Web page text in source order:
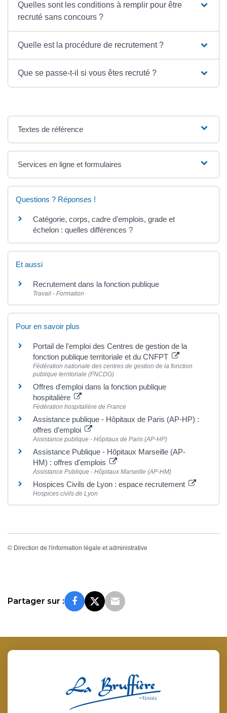
Quelles sont les conditions à remplir pour être
recruté sans concours ?
Quelle est la procédure de recrutement ?
Que se passe-t-il si vous êtes recruté ?
Textes de référence
Services en ligne et formulaires
Questions ? Réponses !
Catégorie, corps, cadre d'emplois, grade et
échelon : quelles différences ?
Et aussi
Recrutement dans la fonction publique
Travail - Formation
Pour en savoir plus
Portail de l'emploi des Centres de gestion de la
fonction publique territoriale et du CNFPT
Fédération nationale des centres de gestion de la fonction
publique territoriale (FNCDG)
Offres d'emploi dans la fonction publique
hospitalière
Fédération hospitalière de France
Assistance publique - Hôpitaux de Paris (AP-HP) :
offres d'emploi
Assistance publique - Hôpitaux de Paris (AP-HP)
Assistance Publique - Hôpitaux Marseille (AP-
HM) : offres d'emplois
Assistance Publique - Hôpitaux Marseille (AP-HM)
Hospices Civils de Lyon : espace recrutement
Hospices civils de Lyon
© Direction de l'information légale et administrative
Partager sur :